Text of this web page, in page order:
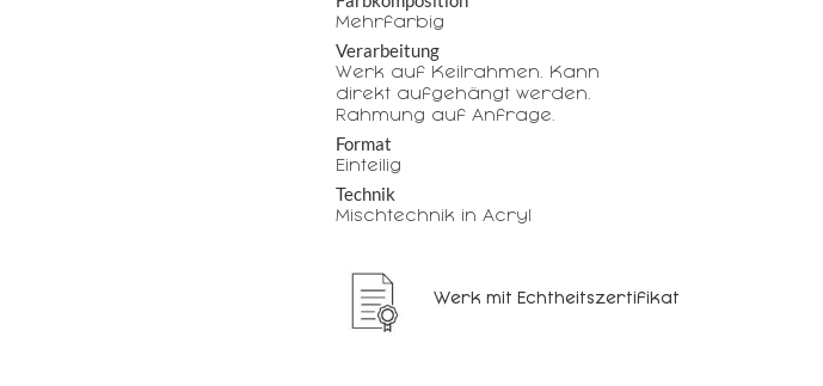
Mehrfarbig
Verarbeitung
Werk auf Keilrahmen. Kann
direkt aufgehängt werden.
Rahmung auf Anfrage.
Format
Einteilig
Technik
Mischtechnik in Acryl
Werk mit Echtheitszertifikat